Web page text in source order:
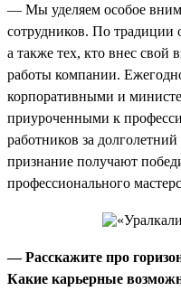
— Мы уделяем особое
сотрудников. По традиции
а также тех, кто внес свой
работы компании.
корпоративными и
приуроченными к
работников за
признание получают
профессионального
— Расскажите про
Какие карьерные